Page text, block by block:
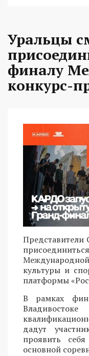
Уральцы
финалу
конкурс-
Представители
культуры и
платформы
В рамках
дадут
проявить
основной